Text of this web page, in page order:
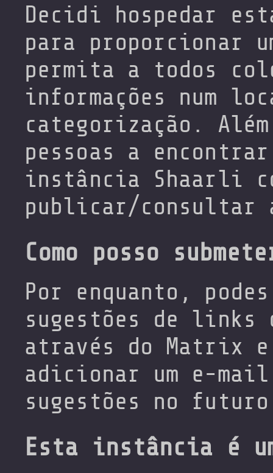
Decidi hospedar
para proporcionar
permita a todos
informações num
categorização.
pessoas a
instância Shaarli
publicar/consultar
Como posso
Por enquanto,
sugestões de links
através do Matrix
adicionar um e-
sugestões no
Esta instância é